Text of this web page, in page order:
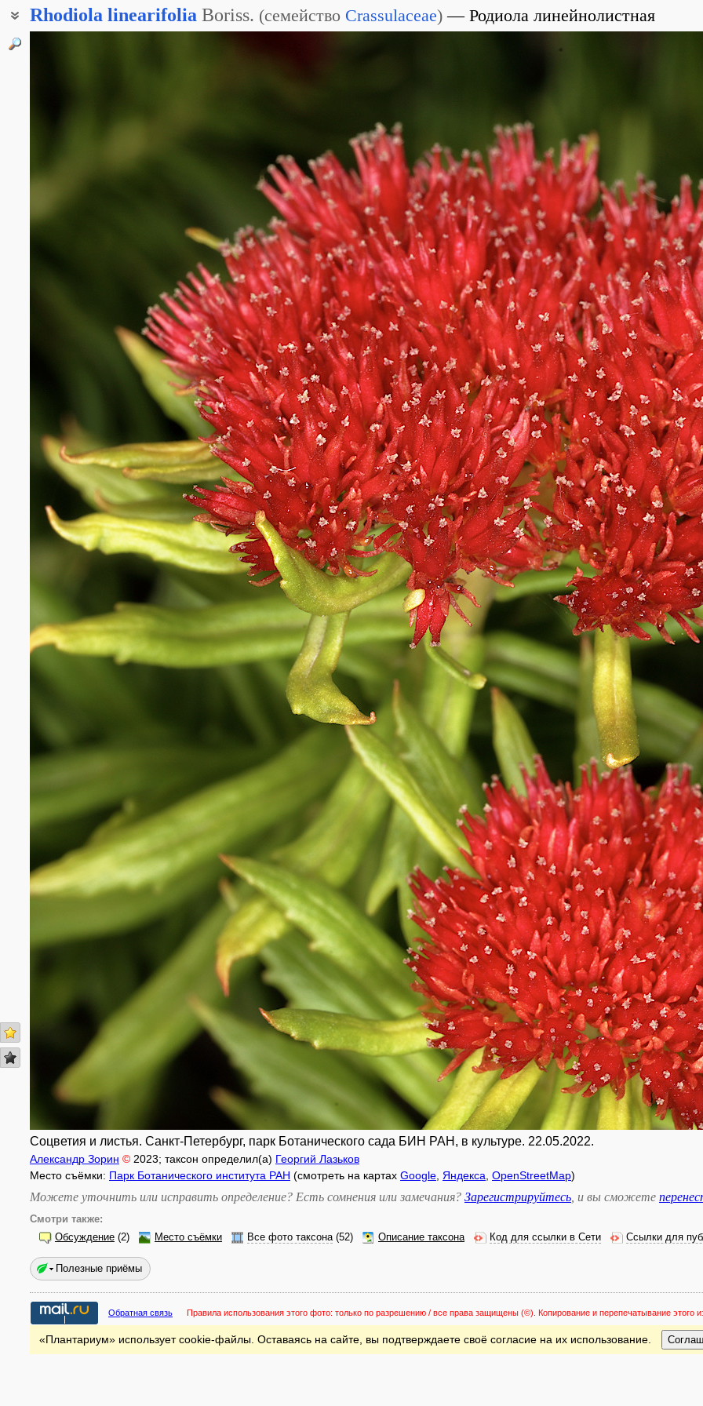
Rhodiola linearifolia Boriss. (семейство Crassulaceae) Родиола линейнолистная
Соцветия и листья. Санкт-Петербург, парк Ботанического сада БИН РАН, в культуре. 22.05.2022.
Александр Зорин © 2023; таксон определил(а) Георгий Лазьков
Место съёмки: Парк Ботанического института РАН (смотреть на картах Google Яндекса OpenStreetMap)
Можете уточнить или исправить определение? Есть сомнения или замечания? Зарегистрируйтесь , и вы сможете
Смотри также:
Обсуждение (2) Место съёмки Все фото таксона(52) Описание таксона Код для ссылки в Сети Ссылки для
Полезные приёмы
Обратная связь Правила использования этого фото: только по разрешению / все права защищены (©). Копирование и перепечатывание этого
«Плантариум» использует cookie-файлы. Оставаясь на сайте, вы подтверждаете своё согласие на их использование.